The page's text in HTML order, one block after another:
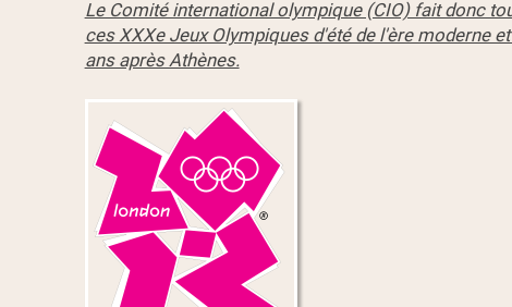
Le Comité international olympique (CIO) fait donc
ces XXXe Jeux Olympiques d'été de l'ère moderne
ans après Athènes.